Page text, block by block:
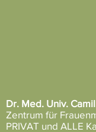
Dr. Med. Univ.
Zentrum für
PRIVAT und ALLE